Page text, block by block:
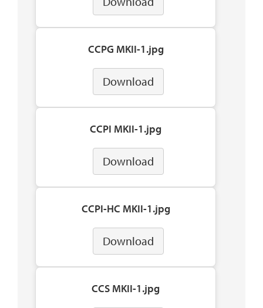
CCPG MKII-1.jpg
Download
CCPI MKII-1.jpg
Download
CCPI-HC MKII-1.jpg
Download
CCS MKII-1.jpg